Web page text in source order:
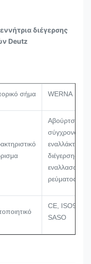
διέγερσης
Deutz
σήμα WERNA
Αβούρτσιστος
σύγχρονος
εναλλάκτης
διέγερσης
ρεύματος
CE, ISO9001,
SASO